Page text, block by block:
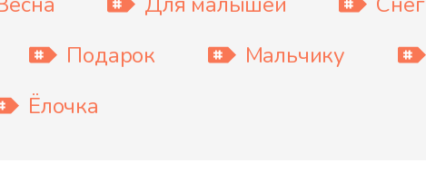
Подарок Мальчику
Ёлочка